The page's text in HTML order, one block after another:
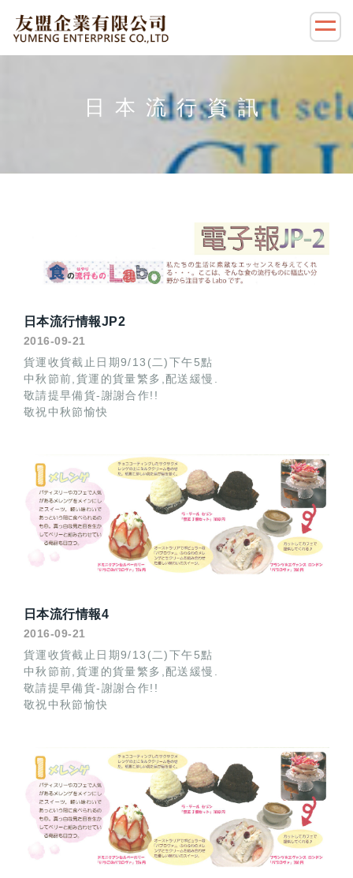
日本流行資訊
日本流行情報JP2
2016-09-21
貨運收貨截止日期9/13(二)下午5點
中秋節前,貨運的貨量繁多,配送緩慢.
敬請提早備貨-謝謝合作!!
敬祝中秋節愉快
日本流行情報4
2016-09-21
貨運收貨截止日期9/13(二)下午5點
中秋節前,貨運的貨量繁多,配送緩慢.
敬請提早備貨-謝謝合作!!
敬祝中秋節愉快